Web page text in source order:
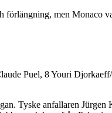
men Monaco
Puel, 8 Youri
Tyske anfallaren Jürgen